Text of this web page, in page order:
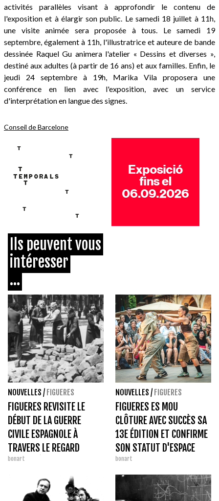
activités parallèles visant à approfondir le contenu de
l'exposition et à élargir son public. Le samedi 18 juillet à 11h,
une visite animée sera proposée à tous. Le samedi 19
septembre, également à 11h, l'illustratrice et auteure de bande
dessinée Raquel Gu animera l'atelier « Dessins et diverses »,
destiné aux adultes (à partir de 16 ans) et aux familles. Enfin, le
jeudi 24 septembre à 19h, Marika Vila proposera une
conférence en lien avec l'exposition, avec un service
d'interprétation en langue des signes.
Conseil de Barcelone
Ils peuvent vous
intéresser
...
NOUVELLES / FIGUERES
FIGUERES REVISITE LE
DÉBUT DE LA GUERRE
CIVILE ESPAGNOLE À
TRAVERS LE REGARD
D'AGUSTÍ CENTELLES
bonart
NOUVELLES / FIGUERES
FIGUERES ES MOU
CLÔTURE AVEC SUCCÈS SA
13E ÉDITION ET CONFIRME
SON STATUT D'ESPACE
PUBLIC MAJEUR DE LA
DANSE.
bonart